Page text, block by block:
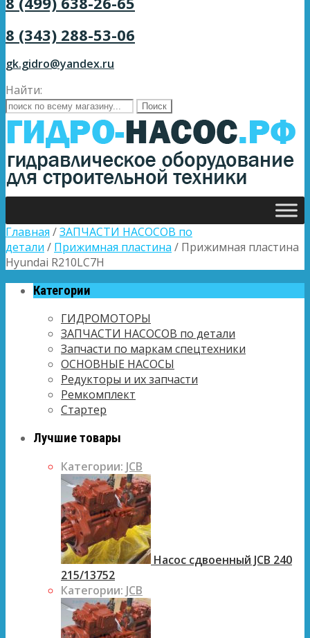
8 (343) 288-53-06
gk.gidro@yandex.ru
Найти:
Главная /ЗАПЧАСТИ НАСОСОВ по
детали / Прижимная пластина / Прижимная пластина
Hyundai R210LC7H
Категории
ГИДРОМОТОРЫ
ЗАПЧАСТИ НАСОСОВ по детали
Запчасти по маркам спецтехники
ОСНОВНЫЕ НАСОСЫ
Редукторы и их запчасти
Ремкомплект
Стартер
Лучшие товары
Категории: JCB
Насос сдвоенный JCB 240
215/13752
Категории: JCB